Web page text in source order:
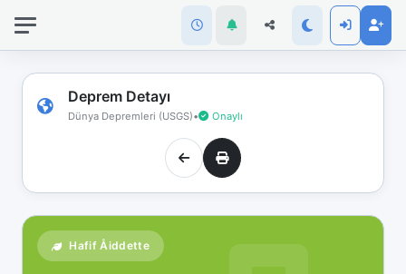
Deprem Detayı
Dünya Depremleri (USGS)• Onaylı
Hafif Åiddette
bağlantınız
koptu!
Çevrimdışı
moddasınız.